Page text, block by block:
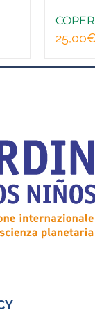
25,00